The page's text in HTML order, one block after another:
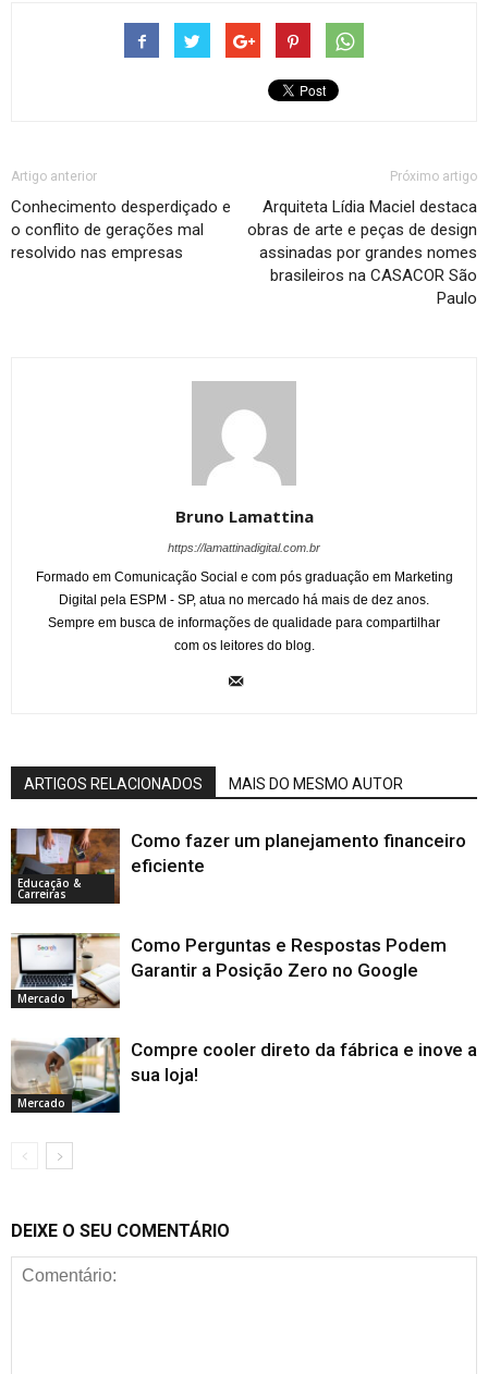
Artigo anterior
Conhecimento desperdiçado e
o conflito de gerações mal
resolvido nas empresas
Próximo artigo
Arquiteta Lídia Maciel destaca
obras de arte e peças de design
assinadas por grandes nomes
brasileiros na CASACOR São
Paulo
Bruno Lamattina
https://lamattinadigital.com.br
Formado em Comunicação Social e com pós graduação em Marketing
Digital pela ESPM - SP, atua no mercado há mais de dez anos.
Sempre em busca de informações de qualidade para compartilhar
com os leitores do blog.
ARTIGOS RELACIONADOS MAIS DO MESMO AUTOR
Educação &
Carreiras
Como fazer um planejamento financeiro
eficiente
Mercado
Como Perguntas e Respostas Podem
Garantir a Posição Zero no Google
Mercado
Compre cooler direto da fábrica e inove a
sua loja!
DEIXE O SEU COMENTÁRIO